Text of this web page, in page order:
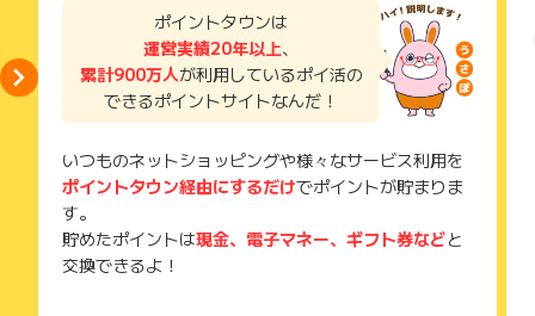
獲得待ち・獲得失敗の状態でお問い合わせされる際に、該当の
メールを送っていただく場合がございます。
そのため、紛失・破棄された場合は対応いたしかねますので、
ご注意ください。
(※) SafariやChromeなどwebサイトを表示するアプリのこと
ポイントタウンは
運営実績20年以上、
累計900万人が利用しているポイ活の
できるポイントサイトなんだ！
いつものネットショッピングや様々なサービス利用を
ポイントタウン経由にするだけでポイントが貯まりま
す。
貯めたポイントは現金、電子マネー、ギフト券などと
交換できるよ！